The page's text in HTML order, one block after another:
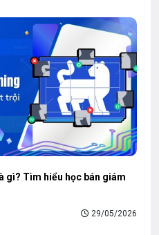
gì? Tìm hiểu học bán giám
29/05/2026